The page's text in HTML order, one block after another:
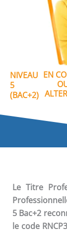
NIVEAU
5
(BAC+2)
EN
Le Titre
5 Bac+2
le code